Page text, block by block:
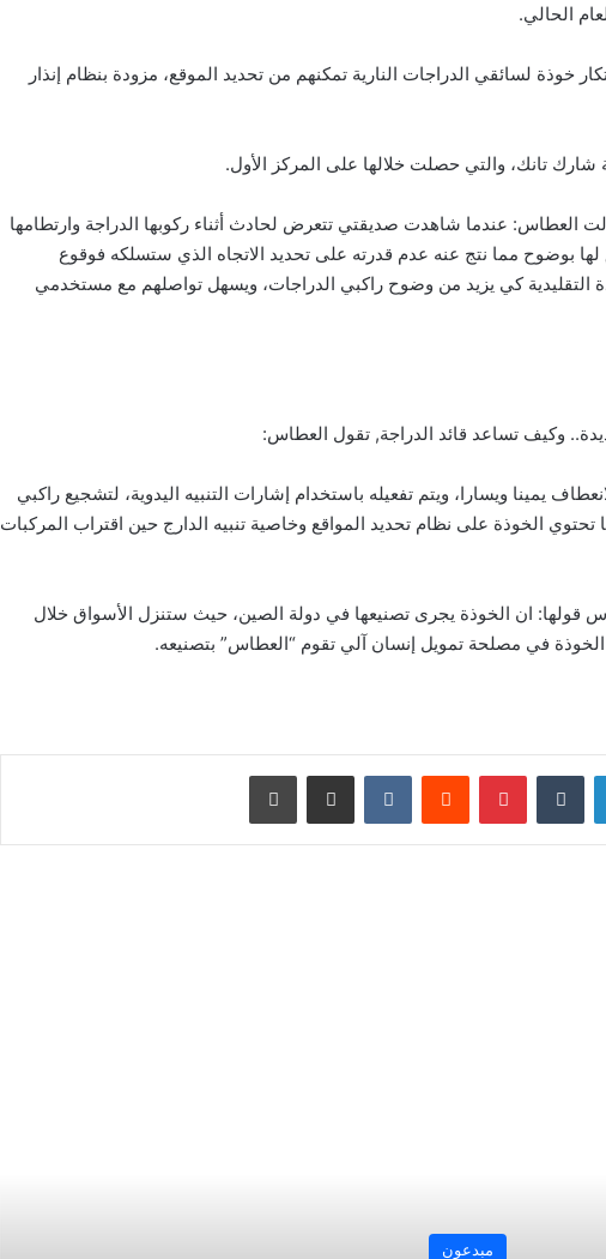
الحالي.
خوذة لسائقي الدراجات النارية تمكنهم من تحديد الموقع، مزودة بنظام إنذار
تانك، والتي حصلت خلالها على المركز الأول.
العطاس: عندما شاهدت صديقتي تتعرض لحادث أثناء ركوبها الدراجة وارتطامها
بوضوح مما نتج عنه عدم قدرته على تحديد الاتجاه الذي ستسلكه فوقوع
كي يزيد من وضوح راكبي الدراجات، ويسهل تواصلهم مع مستخدمي
وكيف تساعد قائد الدراجة, تقول العطاس:
يمينا ويسارا، ويتم تفعيله باستخدام إشارات التنبيه اليدوية، لتشجيع راكبي
تحتوي الخوذة على نظام تحديد المواقع وخاصية تنبيه الدارج حين اقتراب المركبات
ان الخوذة يجرى تصنيعها في دولة الصين، حيث ستنزل الأسواق خلال
لينكدإن بينتيريست